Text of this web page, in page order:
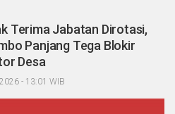
Terima Jabatan Dirotasi,
Panjang Tega Blokir
Desa
- 13:01 WIB